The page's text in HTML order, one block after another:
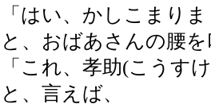
「はい、かしこまり
と、おばあさんの腰
「これ、孝助(こうす
と、言えば、